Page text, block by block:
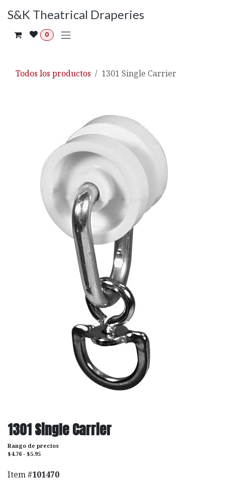
S&K Theatrical Draperies
0
Todos los productos 1301 Single Carrier
1301 Single Carrier
Rango de precios
$4.76 - $5.95
Item #101470